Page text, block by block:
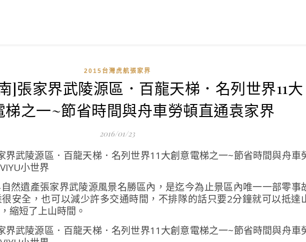
2015台灣虎航張家界
]張家界武陵源區．百龍天梯．名列世界11大
梯之一~節省時間與舟車勞頓直通袁家界
2016/01/23
然遺產張家界武陵源風景名勝區內，是迄今為​​止景區內唯一一部零事
安全，也可以減少許多交通時間，不排隊的話只要2分鐘就可以抵達
縮短了上山時間。